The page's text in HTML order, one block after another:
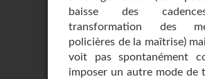
baisse des
transformation des
policières de la maîtrise)
voit pas spontanément
imposer un autre mode de